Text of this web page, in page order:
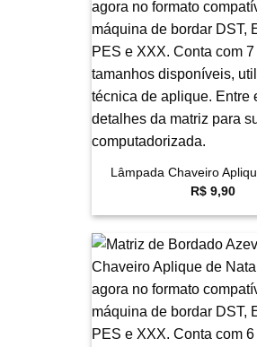
Lâmpada Chaveiro
R$ 9,90